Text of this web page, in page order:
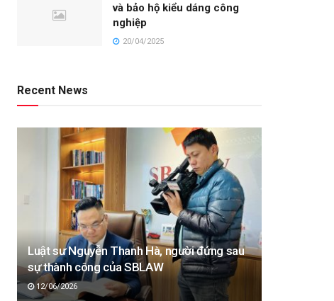
và bảo hộ kiểu dáng công
nghiệp
20/04/2025
Recent News
Luật sư Nguyễn Thanh Hà, người đứng sau
sự thành công của SBLAW
12/06/2026